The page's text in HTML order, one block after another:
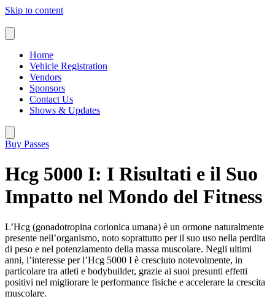
Skip to content
Home
Vehicle Registration
Vendors
Sponsors
Contact Us
Shows & Updates
Buy Passes
Hcg 5000 I: I Risultati e il Suo
Impatto nel Mondo del Fitness
L’Hcg (gonadotropina corionica umana) è un ormone naturalmente
presente nell’organismo, noto soprattutto per il suo uso nella perdita
di peso e nel potenziamento della massa muscolare. Negli ultimi
anni, l’interesse per l’Hcg 5000 I è cresciuto notevolmente, in
particolare tra atleti e bodybuilder, grazie ai suoi presunti effetti
positivi nel migliorare le performance fisiche e accelerare la crescita
muscolare.